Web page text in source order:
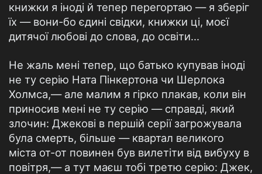
книжки я іноді й тепер перегортаю — я зберіг
їх — вони-бо єдині свідки, книжки ці, моєї
дитячої любові до слова, до освіти...
Не жаль мені тепер, що батько купував іноді
не ту серію Ната Пінкертона чи Шерлока
Холмса,— але малим я гірко плакав, коли він
приносив мені не ту серію — справді, який
злочин: Джекові в першій серії загрожувала
була смерть, більше — квартал великого
міста от-от повинен був вилетіти від вибуху в
повітря,— а тут маєш тобі третю серію: Джек,